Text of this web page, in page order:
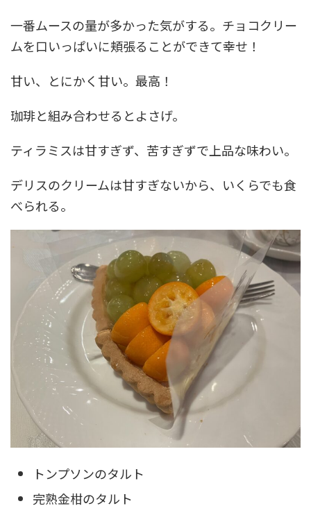
一番ムースの量が多かった気がする。チョコクリー
ムを口いっぱいに頬張ることができて幸せ！
甘い、とにかく甘い。最高！
珈琲と組み合わせるとよさげ。
ティラミスは甘すぎず、苦すぎずで上品な味わい。
デリスのクリームは甘すぎないから、いくらでも食
べられる。
トンプソンのタルト
完熟金柑のタルト